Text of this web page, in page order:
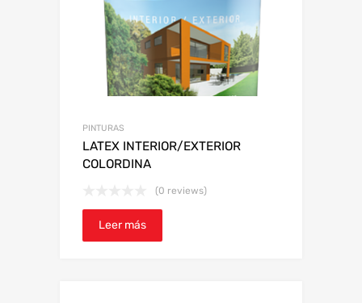
PINTURAS
LATEX INTERIOR/EXTERIOR
COLORDINA
(0 reviews)
Leer más